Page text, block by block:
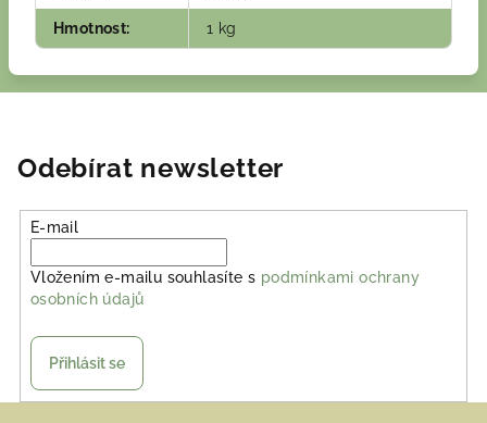
Hmotnost: 1 kg
Odebírat newsletter
E-mail
Vložením e-mailu souhlasíte s podmínkami ochrany
osobních údajů
Přihlásit se